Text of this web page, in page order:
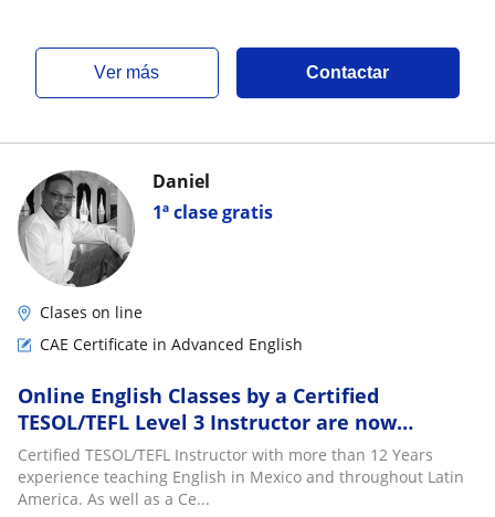
ver más Contactar
1ª clase gratis
Daniel
Clases on line
CAE Certificate in Advanced English
Online English Classes by a Certified
TESOL/TEFL Level 3 Instructor are now
available. With more than 12 years
experiences
Certified TESOL/TEFL Instructor with more than 12 Years
experience teaching English in Mexico and throughout Latin
America. As well as a Ce...